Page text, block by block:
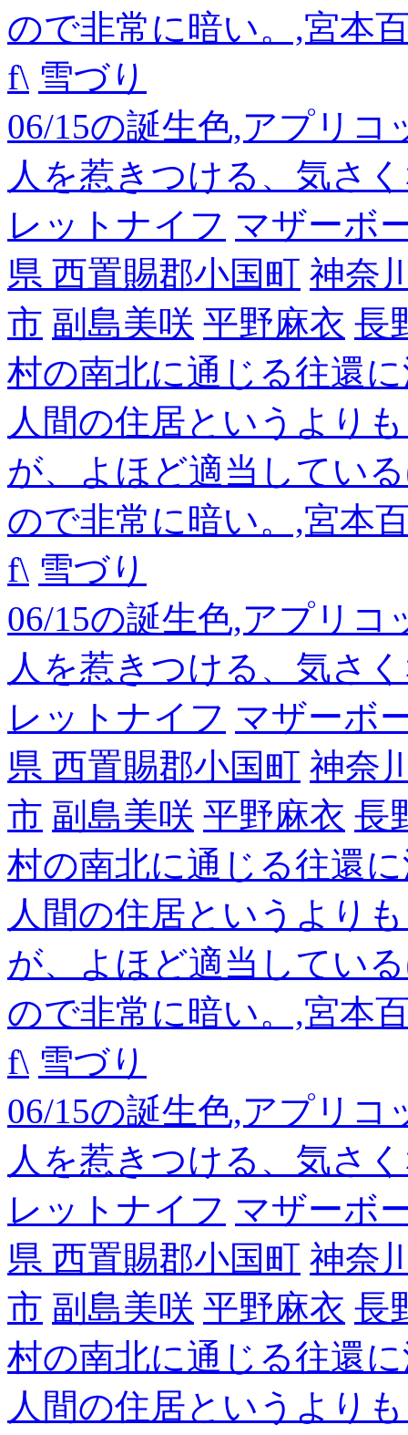
ので非常に暗い。,宮本
f\ 雪づり
06/15の誕生色,アプリ
人を惹きつける、気さ
レットナイフ マザーボ
県 西置賜郡小国町 神奈
市 副島美咲 平野麻衣 長
村の南北に通じる往還
人間の住居というより
が、よほど適当してい
ので非常に暗い。,宮本
f\ 雪づり
06/15の誕生色,アプリ
人を惹きつける、気さ
レットナイフ マザーボ
県 西置賜郡小国町 神奈
市 副島美咲 平野麻衣 長
村の南北に通じる往還
人間の住居というより
が、よほど適当してい
ので非常に暗い。,宮本
f\ 雪づり
06/15の誕生色,アプリ
人を惹きつける、気さ
レットナイフ マザーボ
県 西置賜郡小国町 神奈
市 副島美咲 平野麻衣 長
村の南北に通じる往還
人間の住居というより